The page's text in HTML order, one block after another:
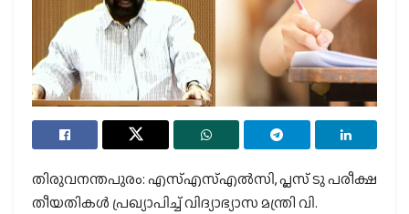
തിരുവനന്തപുരം: എസ്എസ്എൽസി, പ്ലസ് ടു പരീക്ഷ
തീയതികൾ പ്രഖ്യാപിച്ച് വിദ്യാഭ്യാസ മന്ത്രി വി.